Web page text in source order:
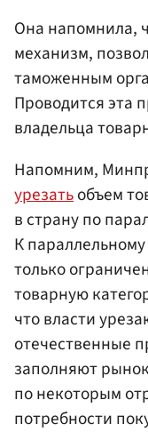
Она напомнила,
механизм,
таможенным
Проводится эта
владельца
Напомним,
урезатьобъем
в страну по
К
только
товарную
что власти
отечественные
заполняют
по некоторым
потребности